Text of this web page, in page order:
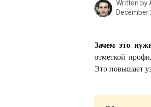
Written by
December
Зачем это
отметкой
Это повышает